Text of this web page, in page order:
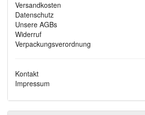
Versandkosten
Datenschutz
Unsere AGBs
Widerruf
Verpackungsverordnung
Kontakt
Impressum